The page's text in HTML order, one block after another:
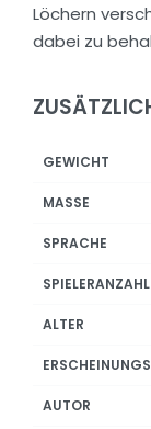
Löchern
dabei zu
GEWICHT
MASSE
SPRACHE
SPIELERANZAHL
ALTER
AUTOR